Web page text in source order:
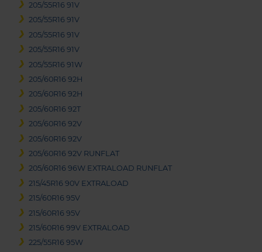
205/55R16 91V
205/55R16 91V
205/55R16 91V
205/55R16 91V
205/55R16 91W
205/60R16 92H
205/60R16 92H
205/60R16 92T
205/60R16 92V
205/60R16 92V
205/60R16 92V RUNFLAT
205/60R16 96W EXTRALOAD RUNFLAT
215/45R16 90V EXTRALOAD
215/60R16 95V
215/60R16 95V
215/60R16 99V EXTRALOAD
225/55R16 95W